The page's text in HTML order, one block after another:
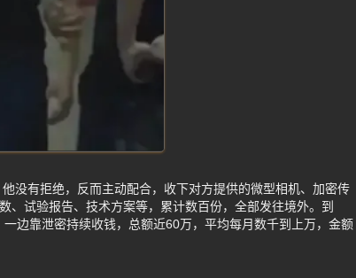
没有拒绝，反而主动配合，收下对方提供的微型相机、加密传
试验报告、技术方案等，累计数百份，全部发往境外。到
边靠泄密持续收钱，总额近60万，平均每月数千到上万，金额